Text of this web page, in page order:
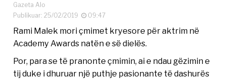
Gazeta Alo
Publikuar: 25/02/2019
09:47
Rami Malek mori çmimet kryesore për aktrim në
Academy Awards natën e së dielës.
Por, para se të pranonte çmimin, ai e ndau gëzimin e
tij duke i dhuruar një puthje pasionante të dashurës